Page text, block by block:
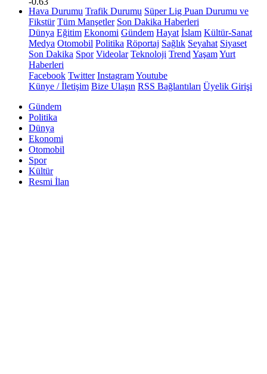
Hava Durumu Trafik Durumu Süper Lig Puan Durumu ve
Fikstür Tüm Manşetler Son Dakika Haberleri
Dünya Eğitim Ekonomi Gündem Hayat İslam Kültür-Sanat
Medya Otomobil Politika Röportaj Sağlık Seyahat Siyaset
Son Dakika Spor Videolar Teknoloji Trend YaşamYurt
Haberleri
Facebook Twitter InstagramYoutube
Künye / İletişim Bize Ulaşın RSS Bağlantıları Üyelik Girişi
Gündem
Politika
Dünya
Ekonomi
Otomobil
Spor
Kültür
Resmi İlan